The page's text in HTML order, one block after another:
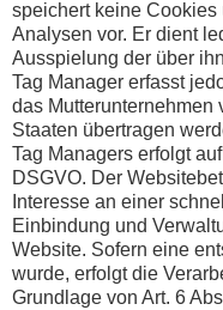
speichert keine
Analysen vor. Er dient
Ausspielung der über
Tag Manager erfasst
das Mutterunternehmen
Staaten übertragen
Tag Managers erfolgt
DSGVO. Der
Interesse an einer
Einbindung und
Website. Sofern eine
wurde, erfolgt die
Grundlage von Art. 6